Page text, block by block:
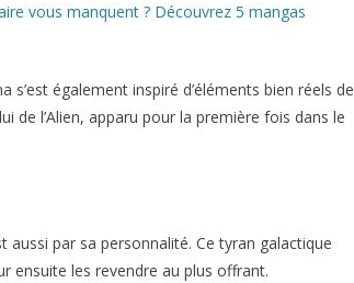
vous manquent ? Découvrez 5 mangas
également inspiré d’éléments bien réels de
de l’Alien, apparu pour la première fois dans le
aussi par sa personnalité. Ce tyran galactique
ensuite les revendre au plus offrant.